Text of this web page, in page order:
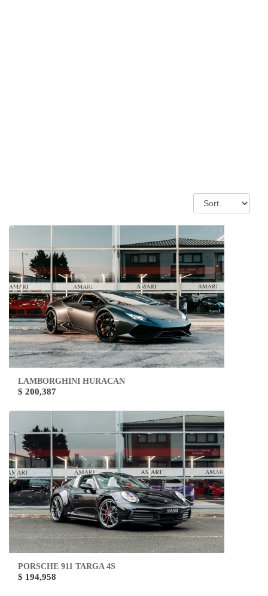
LAMBORGHINI HURACAN
$ 200,387
PORSCHE 911 TARGA 4S
$ 194,958